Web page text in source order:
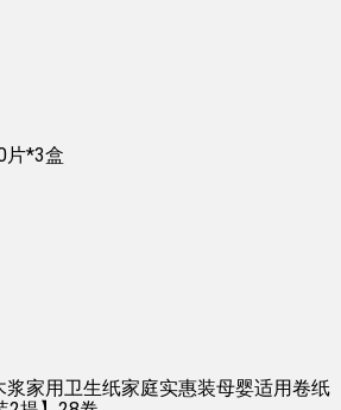
片*3盒
家用卫生纸家庭实惠装母婴适用卷纸